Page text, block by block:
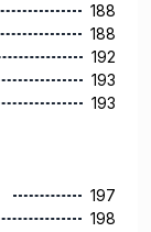
188
188
192
193
193
197
198